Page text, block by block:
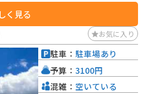
。早朝には雲海が見えることもありま
く見る
お気に入り
駐車： 駐車場あり
予算： 3100円
混雑： 空いている